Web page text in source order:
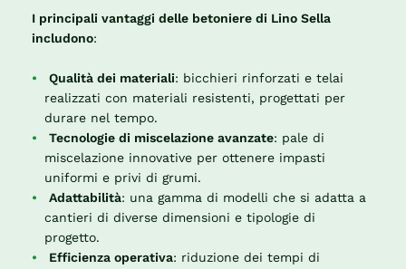
I principali vantaggi delle betoniere di Lino Sella
includono:
Qualità dei materiali: bicchieri rinforzati e telai
realizzati con materiali resistenti, progettati per
durare nel tempo.
Tecnologie di miscelazione avanzate: pale di
miscelazione innovative per ottenere impasti
uniformi e privi di grumi.
Adattabilità: una gamma di modelli che si adatta a
cantieri di diverse dimensioni e tipologie di
progetto.
Efficienza operativa: riduzione dei tempi di